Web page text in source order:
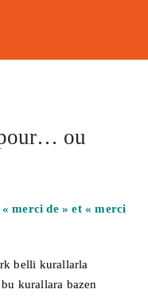
ou
« merci de » et « merci
belli kurallarla
kurallara bazen